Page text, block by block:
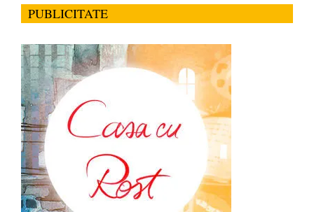
PUBLICITATE